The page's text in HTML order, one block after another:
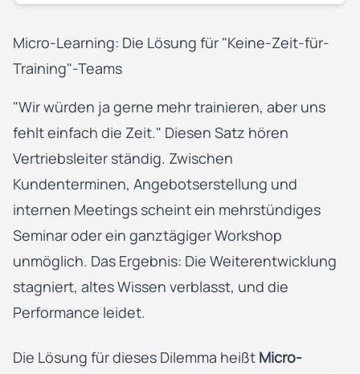
Micro-Learning: Die Lösung für "Keine-Zeit-für-
Training"-Teams
"Wir würden ja gerne mehr trainieren, aber uns
fehlt einfach die Zeit." Diesen Satz hören
Vertriebsleiter ständig. Zwischen
Kundenterminen, Angebotserstellung und
internen Meetings scheint ein mehrstündiges
Seminar oder ein ganztägiger Workshop
unmöglich. Das Ergebnis: Die Weiterentwicklung
stagniert, altes Wissen verblasst, und die
Performance leidet.
Die Lösung für dieses Dilemma heißt Micro-